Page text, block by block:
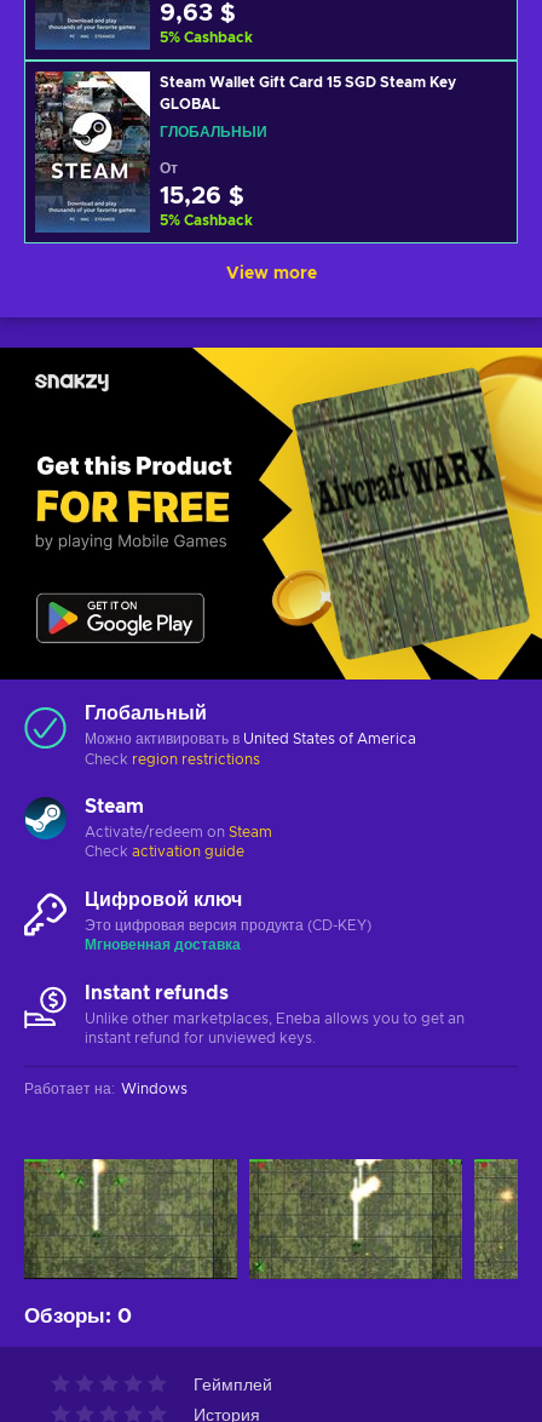
9,63 $
5% Cashback
Steam Wallet Gift Card 15 SGD Steam Key
GLOBAL
ГЛОБАЛЬНЫЙ
От
15,26 $
5% Cashback
View more
Глобальный
Можно активировать в United States of America
Check region restrictions
Steam
Activate/redeem on Steam
Check activation guide
Цифровой ключ
Это цифровая версия продукта (CD-KEY)
Мгновенная доставка
Instant refunds
Unlike other marketplaces, Eneba allows you to get an
instant refund for unviewed keys.
Работает на: Windows
Обзоры: 0
Геймплей
История